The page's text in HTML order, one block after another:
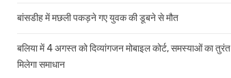
बांसडीह में मछली पकड़ने गए युवक की डूबने से मौत
बलिया में 4 अगस्त को दिव्यांगजन मोबाइल कोर्ट, समस्याओं का तुरंत
मिलेगा समाधान